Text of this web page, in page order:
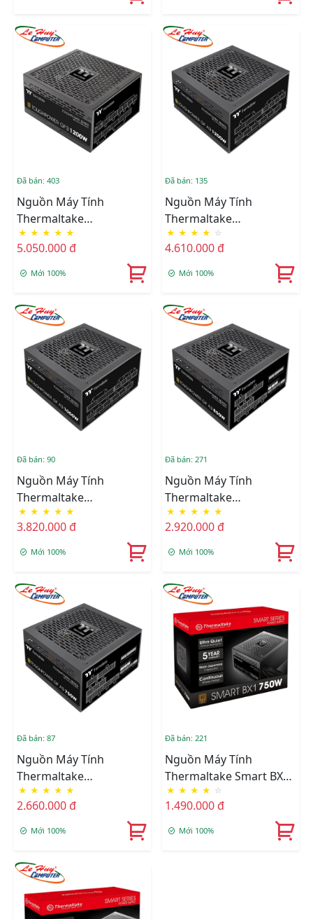
Đã bán: 403
Nguồn Máy Tính
Thermaltake
TOUGHPOWER GF3
1200W 80 Plus Gold Fully
Modular
★ ★ ★ ★ ★
5.050.000 đ
Mới 100%
Đã bán: 135
Nguồn Máy Tính
Thermaltake
TOUGHPOWER GF A3
1200W 80 Plus Gold Fully
Modular
★ ★ ★ ★ ☆
4.610.000 đ
Mới 100%
Đã bán: 90
Nguồn Máy Tính
Thermaltake
TOUGHPOWER GF A3
1050W 80 Plus Gold Fully
Modular
★ ★ ★ ★ ★
3.820.000 đ
Mới 100%
Đã bán: 271
Nguồn Máy Tính
Thermaltake
TOUGHPOWER GF A3
850W 80 Plus Gold Fully
Modular
★ ★ ★ ★ ★
2.920.000 đ
Mới 100%
Đã bán: 87
Nguồn Máy Tính
Thermaltake
TOUGHPOWER GF A3
750W 80 Plus Gold Fully
Modular
★ ★ ★ ★ ★
2.660.000 đ
Mới 100%
Đã bán: 221
Nguồn Máy Tính
Thermaltake Smart BX1
750W 80 Plus Bronze
★ ★ ★ ★ ☆
1.490.000 đ
Mới 100%